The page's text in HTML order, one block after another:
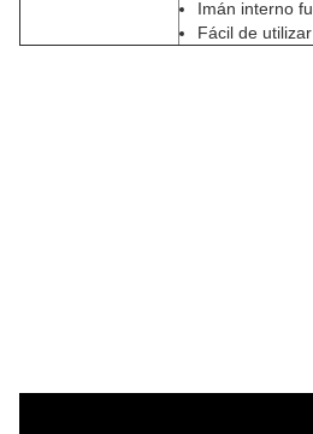
Imán interno
Fácil de utilizar